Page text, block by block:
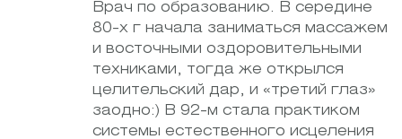
Врач по образованию. В середине
80-х г начала заниматься массажем
и восточными оздоровительными
техниками, тогда же открылся
целительский дар, и «третий глаз»
заодно:) В 92-м стала практиком
системы естественного исцеления